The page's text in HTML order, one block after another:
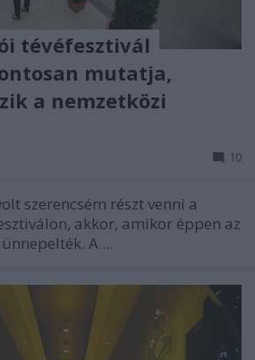
tévéfesztivál
mutatja,
a nemzetközi
10
szerencsém részt venni a
akkor, amikor éppen az
A ...